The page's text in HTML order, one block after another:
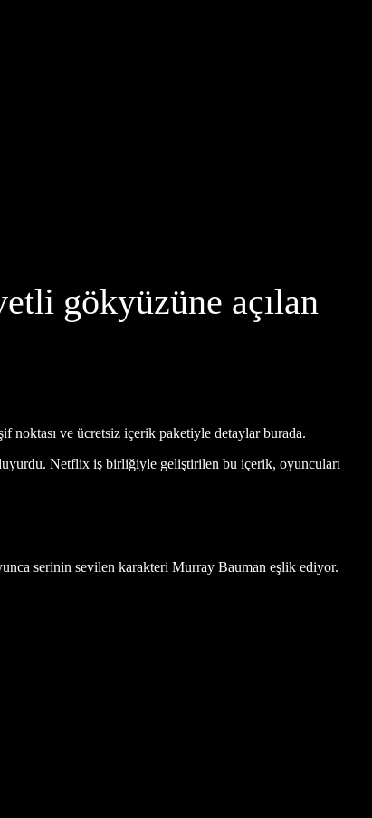
gökyüzüne açılan
noktası ve ücretsiz içerik paketiyle detaylar burada.
Netflix iş birliğiyle geliştirilen bu içerik, oyuncuları
serinin sevilen karakteri Murray Bauman eşlik ediyor.